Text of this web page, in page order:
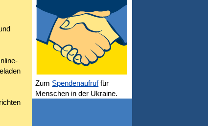
Zum Spendenaufruffür
Menschen in der Ukraine.